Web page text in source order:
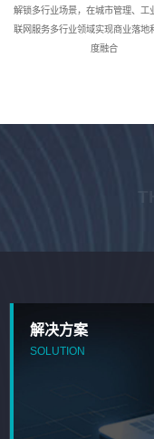
解锁多行业场景，在城市管理、工
联网服务多行业领域实现商业落地
度融合
解决方案
SOLUTION